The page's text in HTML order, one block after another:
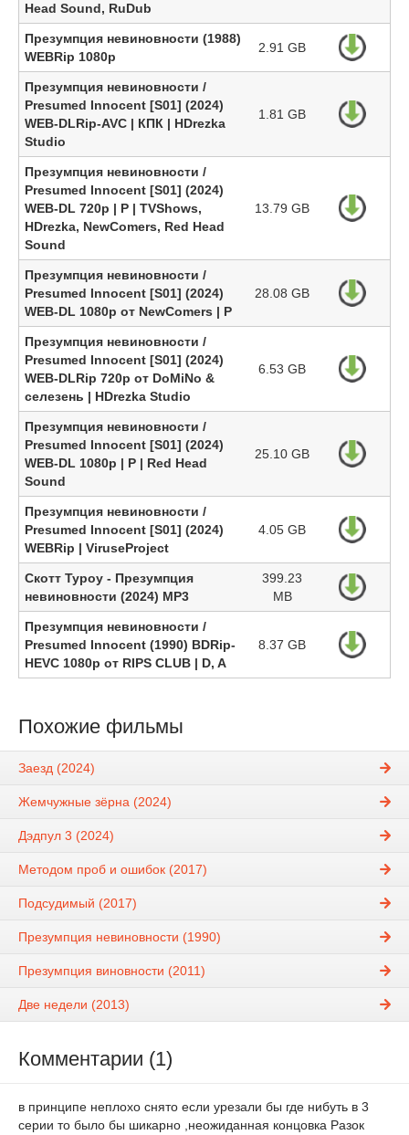
Head Sound, RuDub
Презумпция невиновности (1988)
WEBRip 1080p
2.91 GB
Презумпция невиновности /
Presumed Innocent [S01] (2024)
WEB-DLRip-AVC | КПК | HDrezka
Studio
1.81 GB
Презумпция невиновности /
Presumed Innocent [S01] (2024)
WEB-DL 720p | P | TVShows,
HDrezka, NewComers, Red Head
Sound
13.79 GB
Презумпция невиновности /
Presumed Innocent [S01] (2024)
WEB-DL 1080p от NewComers | P
28.08 GB
Презумпция невиновности /
Presumed Innocent [S01] (2024)
WEB-DLRip 720p от DoMiNo &
селезень | HDrezka Studio
6.53 GB
Презумпция невиновности /
Presumed Innocent [S01] (2024)
WEB-DL 1080p | P | Red Head
Sound
25.10 GB
Презумпция невиновности /
Presumed Innocent [S01] (2024)
WEBRip | ViruseProject
4.05 GB
Скотт Туроу - Презумпция
невиновности (2024) MP3
399.23
MB
Презумпция невиновности /
Presumed Innocent (1990) BDRip-
HEVC 1080p от RIPS CLUB | D, A
8.37 GB
Похожие фильмы
Заезд (2024)
Жемчужные зёрна (2024)
Дэдпул 3 (2024)
Методом проб и ошибок (2017)
Подсудимый (2017)
Презумпция невиновности (1990)
Презумпция виновности (2011)
Две недели (2013)
Комментарии (1)
в принципе неплохо снято если урезали бы где нибуть в 3
серии то было бы шикарно ,неожиданная концовка Разок